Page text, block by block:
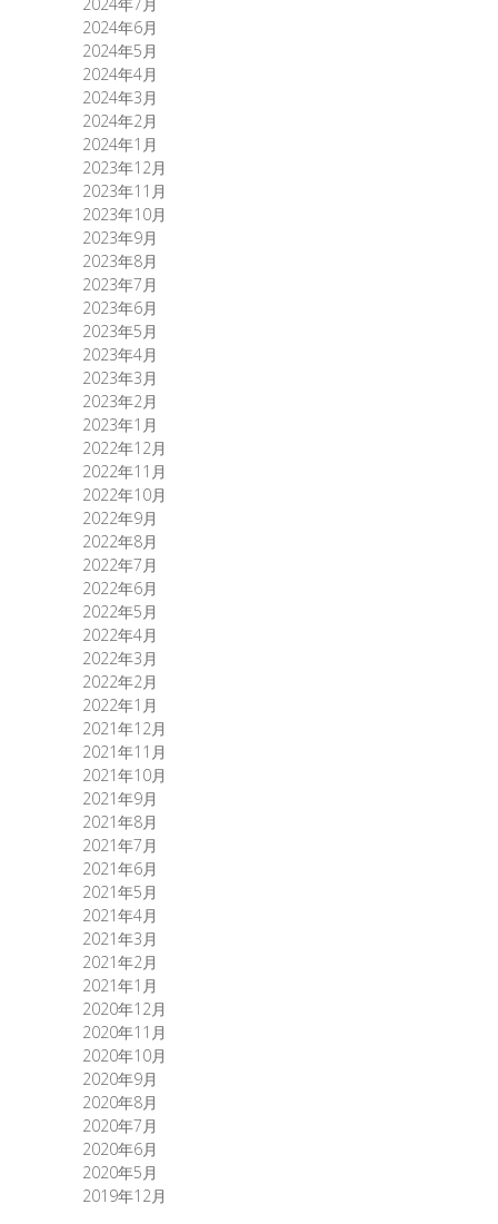
2024年6月
2024年5月
2024年4月
2024年3月
2024年2月
2024年1月
2023年12月
2023年11月
2023年10月
2023年9月
2023年8月
2023年7月
2023年6月
2023年5月
2023年4月
2023年3月
2023年2月
2023年1月
2022年12月
2022年11月
2022年10月
2022年9月
2022年8月
2022年7月
2022年6月
2022年5月
2022年4月
2022年3月
2022年2月
2022年1月
2021年12月
2021年11月
2021年10月
2021年9月
2021年8月
2021年7月
2021年6月
2021年5月
2021年4月
2021年3月
2021年2月
2021年1月
2020年12月
2020年11月
2020年10月
2020年9月
2020年8月
2020年7月
2020年6月
2020年5月
2019年12月